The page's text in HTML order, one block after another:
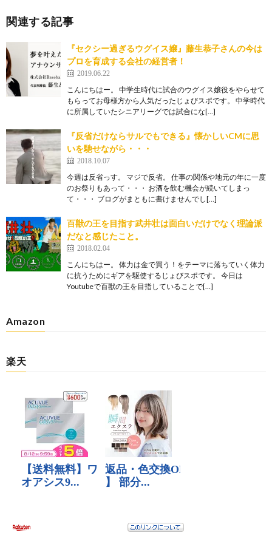
関連する記事
『セクシー過ぎるウグイス嬢』藤生恭子さんの今は
プロを育成する会社の経営者！
2019.06.22
こんにちはー。 中学生時代に試合のウグイス嬢役をやらせて
もらってお母様方から人気だったじょびスポです。 中学時代
に所属していたシニアリーグでは試合にな[…]
『反省だけならサルでもできる』懐かしいCMに思
いを馳せながら・・・
2018.10.07
今週は反省っす。 マジで反省。 仕事の関係や地元の年に一度
のお祭りもあって・・・ お酒を飲む機会が続いてしまっ
て・・・ ブログがまともに書けませんでし[…]
百獣の王を目指す武井壮は面白いだけでなく理論派
だなと感じたこと。
2018.02.04
こんにちはー。 体力は金で買う！をテーマに落ちていく体力
に抗うためにギアを駆使するじょびスポです。 今日は
Youtubeで百獣の王を目指していることで[…]
Amazon
楽天